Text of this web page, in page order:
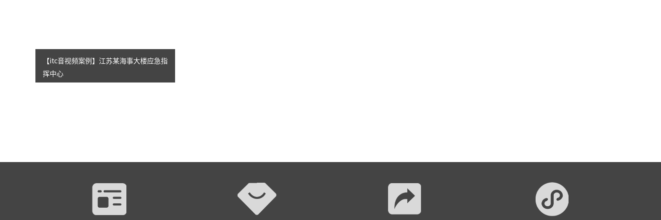
【itc音视频案例】江苏某海事大楼应急指
挥中心